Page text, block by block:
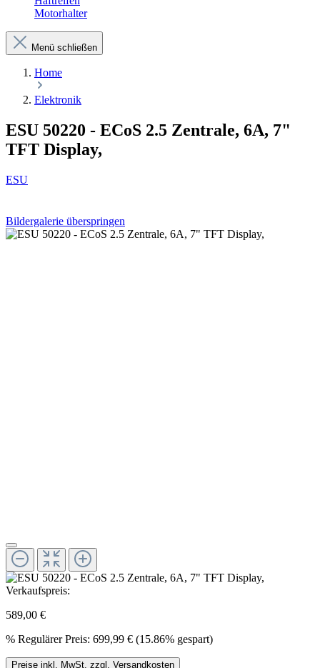
Motorhalter
Menü schließen
Home
Elektronik
ESU 50220 - ECoS 2.5 Zentrale, 6A, 7"
TFT Display,
ESU
Bildergalerie überspringen
Verkaufspreis:
589,00 €
% Regulärer Preis: 699,99 € (15.86% gespart)
Preise inkl. MwSt. zzgl. Versandkosten